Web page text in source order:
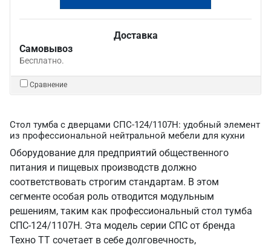
Доставка
Самовывоз
Бесплатно.
Сравнение
Стол тумба с дверцами СПС-124/1107Н: удобный элемент
из профессиональной нейтральной мебели для кухни
Оборудование для предприятий общественного
питания и пищевых производств должно
соответствовать строгим стандартам. В этом
сегменте особая роль отводится модульным
решениям, таким как профессиональный стол тумба
СПС-124/1107Н. Эта модель серии СПС от бренда
Техно ТТ сочетает в себе долговечность,